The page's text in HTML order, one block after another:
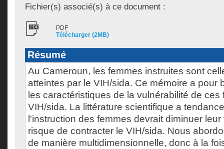
Fichier(s) associé(s) à ce document :
PDF
Télécharger (2MB)
Résumé
Au Cameroun, les femmes instruites sont
atteintes par le VIH/sida. Ce mémoire a pour
les caractéristiques de la vulnérabilité de ces
VIH/sida. La littérature scientifique a
l'instruction des femmes devrait diminuer
risque de contracter le VIH/sida. Nous
de manière multidimensionnelle, donc à la